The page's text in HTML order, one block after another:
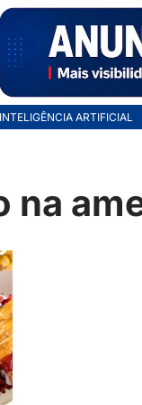
INTELIGÊNCIA ARTIFICIAL
na